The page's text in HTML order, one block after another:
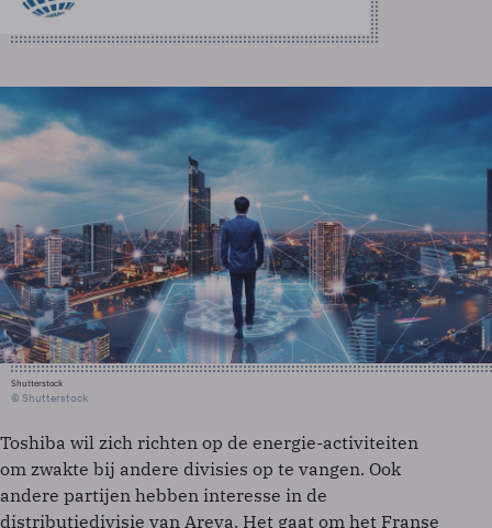
Shutterstock
© Shutterstock
Toshiba wil zich richten op de energie-activiteiten
om zwakte bij andere divisies op te vangen. Ook
andere partijen hebben interesse in de
distributiedivisie van Areva. Het gaat om het Franse